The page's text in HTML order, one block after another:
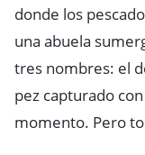
donde los
una abuela
tres nombres: el
pez capturado
momento. Pero